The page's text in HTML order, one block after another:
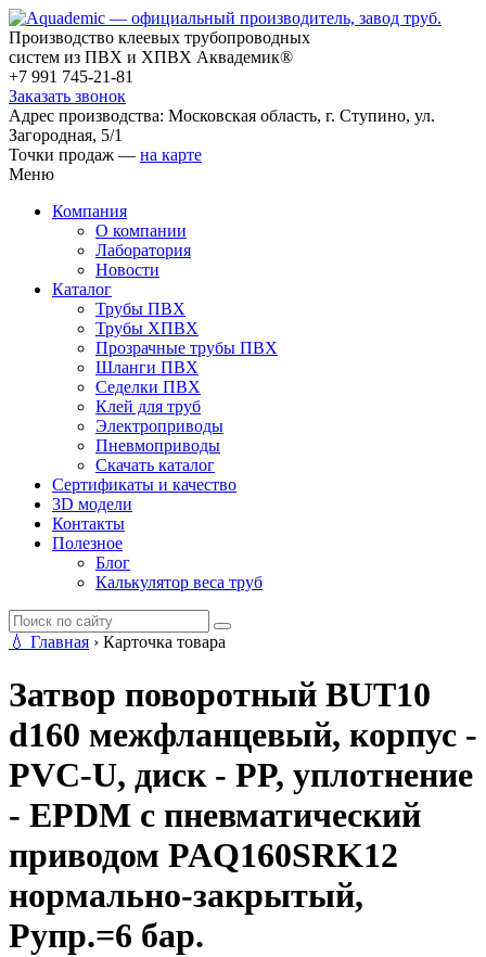
Производство клеевых трубопроводных
систем из ПВХ и ХПВХ Аквадемик®
+7 991 745-21-81
Заказать звонок
Адрес производства: Московская область, г. Ступино, ул.
Загородная, 5/1
Точки продаж — на карте
Меню
Компания
О компании
Лаборатория
Новости
Каталог
Трубы ПВХ
Трубы ХПВХ
Прозрачные трубы ПВХ
Шланги ПВХ
Седелки ПВХ
Клей для труб
Электроприводы
Пневмоприводы
Скачать каталог
Сертификаты и качество
3D модели
Контакты
Полезное
Блог
Калькулятор веса труб
💧 Главная › Карточка товара
Затвор поворотный BUT10
d160 межфланцевый, корпус -
PVC-U, диск - PP, уплотнение
- EPDM с пневматический
приводом PAQ160SRK12
нормально-закрытый,
Рупр.=6 бар.